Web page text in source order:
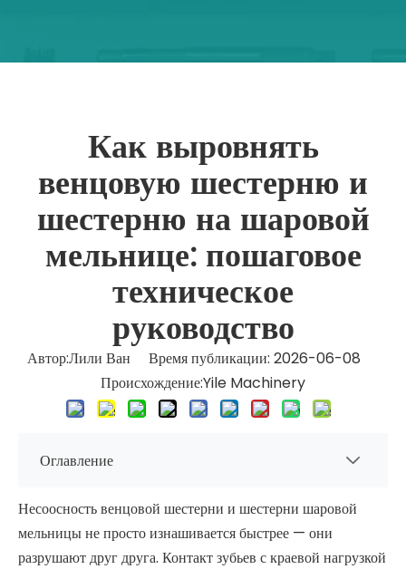
Как выровнять
венцовую шестерню и
шестерню на шаровой
мельнице: пошаговое
техническое
руководство
Автор:Лили Ван Время публикации: 2026-06-08
Происхождение:Yile Machinery
Оглавление
Несоосность венцовой шестерни и шестерни шаровой
мельницы не просто изнашивается быстрее — они
разрушают друг друга. Контакт зубьев с краевой нагрузкой